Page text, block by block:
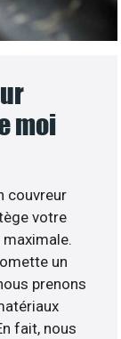
moi
couvreur
votre
un
prenons
fait, nous